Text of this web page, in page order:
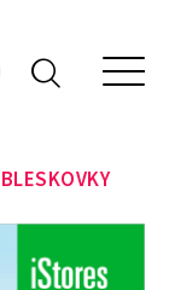
BLESKOVKY